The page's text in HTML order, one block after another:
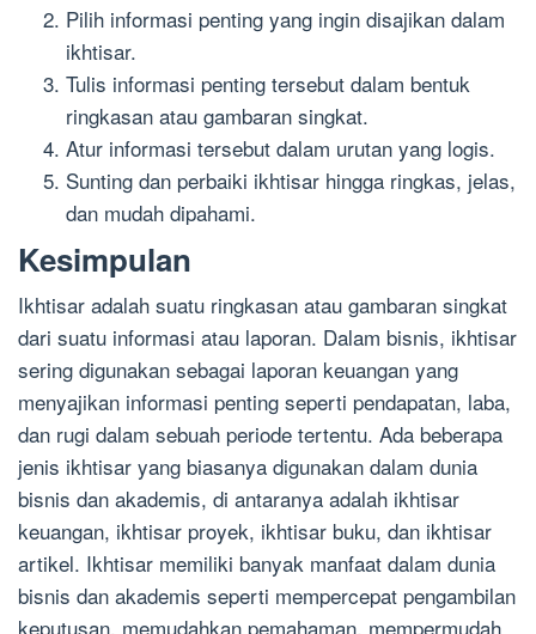
Pilih informasi penting yang ingin disajikan dalam
ikhtisar.
Tulis informasi penting tersebut dalam bentuk
ringkasan atau gambaran singkat.
Atur informasi tersebut dalam urutan yang logis.
Sunting dan perbaiki ikhtisar hingga ringkas, jelas,
dan mudah dipahami.
Kesimpulan
Ikhtisar adalah suatu ringkasan atau gambaran singkat
dari suatu informasi atau laporan. Dalam bisnis, ikhtisar
sering digunakan sebagai laporan keuangan yang
menyajikan informasi penting seperti pendapatan, laba,
dan rugi dalam sebuah periode tertentu. Ada beberapa
jenis ikhtisar yang biasanya digunakan dalam dunia
bisnis dan akademis, di antaranya adalah ikhtisar
keuangan, ikhtisar proyek, ikhtisar buku, dan ikhtisar
artikel. Ikhtisar memiliki banyak manfaat dalam dunia
bisnis dan akademis seperti mempercepat pengambilan
keputusan, memudahkan pemahaman, mempermudah